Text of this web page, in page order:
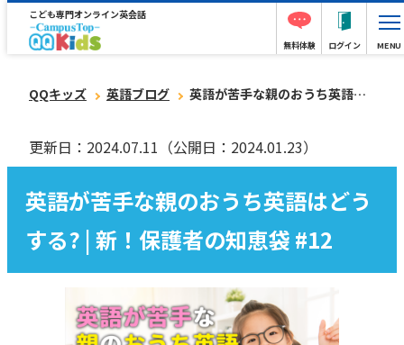
こども専門オンライン英会話
無料体験 ログイン MENU
QQキッズ 英語ブログ 英語が苦手な親のおうち英語はどうする? | 新！保護者の知恵袋 #12
更新日：2024.07.11 （公開日：2024.01.23）
英語が苦手な親のおうち英語はどう
する? | 新！保護者の知恵袋 #12